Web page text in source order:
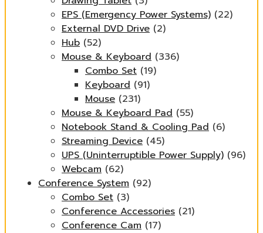
EPS (Emergency Power Systems) (22)
External DVD Drive (2)
Hub (52)
Mouse & Keyboard (336)
Combo Set (19)
Keyboard (91)
Mouse (231)
Mouse & Keyboard Pad (55)
Notebook Stand & Cooling Pad (6)
Streaming Device (45)
UPS (Uninterruptible Power Supply) (96)
Webcam (62)
Conference System (92)
Combo Set (3)
Conference Accessories (21)
Conference Cam (17)